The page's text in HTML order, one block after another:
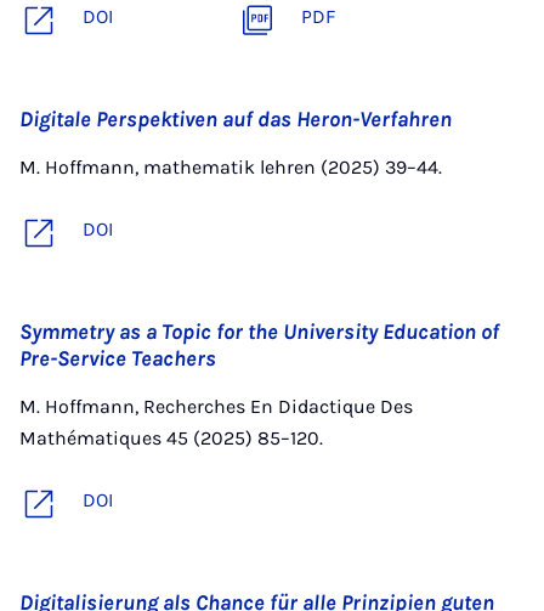
DOI PDF
Digitale Perspektiven auf das Heron-Verfahren
M. Hoffmann, mathematik lehren (2025) 39–44.
DOI
Symmetry as a Topic for the University Education of
Pre-Service Teachers
M. Hoffmann, Recherches En Didactique Des
Mathématiques 45 (2025) 85–120.
DOI
Digitalisierung als Chance für alle Prinzipien guten